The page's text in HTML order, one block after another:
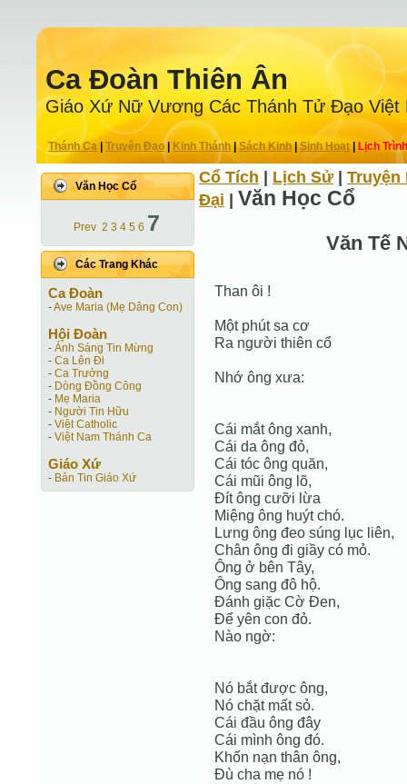
Ca Ðoàn Thiên Ân
Giáo Xứ Nữ Vương Các Thánh Tử Ðạo Việt
Thánh Ca Truyện Ðạo| Kinh Thánh Sách Kinh|Sinh Hoạt| Lịch Trình
Văn Học Cổ
Prev 2 3 4 5 6 7
Các Trang Khác
Ca Ðoàn
-Ave Maria (Mẹ Dâng Con)
Hội Ðoàn
- Ánh Sáng Tin Mừng
- Ca Lên Đi
- Ca Trưởng
- Dòng Đồng Công
- Mẹ Maria
- Người Tin Hữu
- Việt Catholic
- Việt Nam Thánh Ca
Giáo Xứ
- Bản Tin Giáo Xứ
Cổ Tích Lịch Sử
Truyện
Ðại
Văn Học Cổ
Văn Tế
Than ôi !
Một phút sa cơ
Ra người thiên cổ
Nhớ ông xưa:
Cái mắt ông xanh,
Cái da ông đỏ,
Cái tóc ông quăn,
Cái mũi ông lõ,
Đít ông cưỡi lừa
Miệng ông huýt chó.
Lưng ông đeo súng lục liên,
Chân ông đi giầy có mỏ.
Ông ở bên Tây,
Ông sang đô hộ.
Đánh giặc Cờ Đen,
Để yên con đỏ.
Nào ngờ:
Nó bắt được ông,
Nó chặt mất sỏ.
Cái đầu ông đây
Cái mình ông đó.
Khốn nạn thân ông,
Đù cha mẹ nó !